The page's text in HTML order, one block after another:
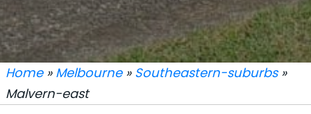
Home» Melbourne» Southeastern-suburbs»
Malvern-east